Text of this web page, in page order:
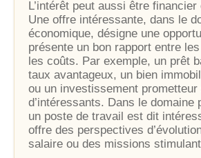
L’intérêt peut aussi être
Une offre intéressante, dans le
économique, désigne une
présente un bon rapport entre
les coûts. Par exemple, un prêt
taux avantageux, un bien
ou un investissement
d’intéressants. Dans le domaine
un poste de travail est dit
offre des perspectives
salaire ou des missions